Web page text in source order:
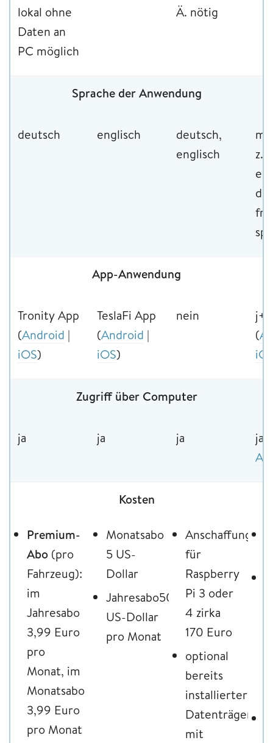
lokal ohne
Daten an
PC möglich
Ä. nötig
Sprache der Anwendung
deutsch englisch
deutsch,
englisch
z.
App-Anwendung
Tronity App
(Android |
iOS)
TeslaFi App
(Android |
iOS)
nein
j+
(
Zugriff über Computer
ja ja ja ja,
Kosten
Premium-
Abo (pro
Fahrzeug):
im
Jahresabo
3,99 Euro
pro
Monat, im
Monatsabo
3,99 Euro
pro Monat
Monatsabo
5 US-
Dollar
Jahresabo50
US-Dollar
pro Monat
für
Raspberry
Pi 3 oder
4 zirka
170 Euro
optional
bereits
installierter
Datenträger
mit